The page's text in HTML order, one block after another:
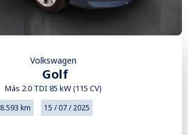
Volkswagen
Golf
Más 2.0 TDI 85 kW (115 CV)
8.593 km 15 / 07 / 2025